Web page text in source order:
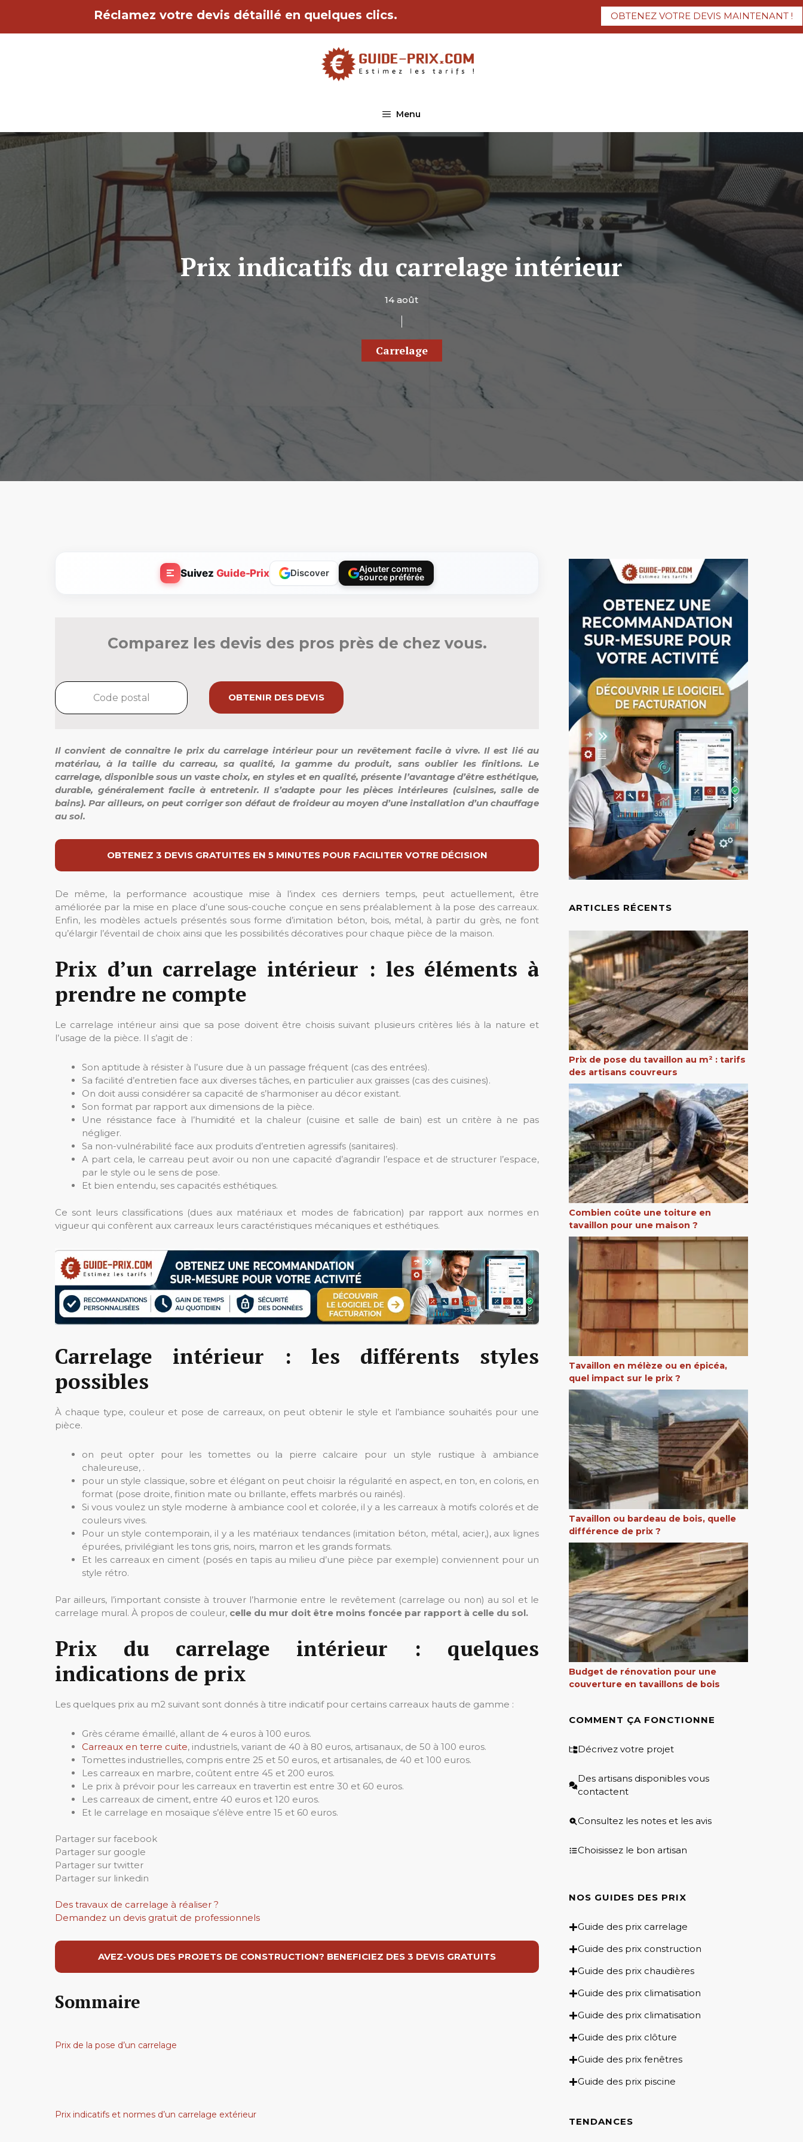
contenu
Réclamez votre devis détaillé en quelques clics. OBTENEZ VOTRE DEVIS MAINTENANT !
Menu
Prix indicatifs du carrelage intérieur
14 août
Carrelage
Suivez Guide-Prix Discover
Ajouter comme
source préférée
Comparez les devis des pros près de chez vous.
OBTENIR DES DEVIS
Il convient de connaitre le prix du carrelage intérieur pour un revêtement facile à vivre. Il est lié au
matériau, à la taille du carreau, sa qualité, la gamme du produit, sans oublier les finitions. Le
carrelage, disponible sous un vaste choix, en styles et en qualité, présente l’avantage d’être esthétique,
durable, généralement facile à entretenir. Il s’adapte pour les pièces intérieures (cuisines, salle de
bains). Par ailleurs, on peut corriger son défaut de froideur au moyen d’une installation d’un chauffage
au sol.
OBTENEZ 3 DEVIS GRATUITES EN 5 MINUTES POUR FACILITER VOTRE DÉCISION
De même, la performance acoustique mise à l’index ces derniers temps, peut actuellement, être
améliorée par la mise en place d’une sous-couche conçue en sens préalablement à la pose des carreaux.
Enfin, les modèles actuels présentés sous forme d’imitation béton, bois, métal, à partir du grès, ne font
qu’élargir l’éventail de choix ainsi que les possibilités décoratives pour chaque pièce de la maison.
Prix d’un carrelage intérieur : les éléments à
prendre ne compte
Le carrelage intérieur ainsi que sa pose doivent être choisis suivant plusieurs critères liés à la nature et
l’usage de la pièce. Il s’agit de :
Son aptitude à résister à l’usure due à un passage fréquent (cas des entrées).
Sa facilité d’entretien face aux diverses tâches, en particulier aux graisses (cas des cuisines).
On doit aussi considérer sa capacité de s’harmoniser au décor existant.
Son format par rapport aux dimensions de la pièce.
Une résistance face à l’humidité et la chaleur (cuisine et salle de bain) est un critère à ne pas
négliger.
Sa non-vulnérabilité face aux produits d’entretien agressifs (sanitaires).
A part cela, le carreau peut avoir ou non une capacité d’agrandir l’espace et de structurer l’espace,
par le style ou le sens de pose.
Et bien entendu, ses capacités esthétiques.
Ce sont leurs classifications (dues aux matériaux et modes de fabrication) par rapport aux normes en
vigueur qui confèrent aux carreaux leurs caractéristiques mécaniques et esthétiques.
Carrelage intérieur : les différents styles
possibles
À chaque type, couleur et pose de carreaux, on peut obtenir le style et l’ambiance souhaités pour une
pièce.
on peut opter pour les tomettes ou la pierre calcaire pour un style rustique à ambiance
chaleureuse, .
pour un style classique, sobre et élégant on peut choisir la régularité en aspect, en ton, en coloris, en
format (pose droite, finition mate ou brillante, effets marbrés ou rainés).
Si vous voulez un style moderne à ambiance cool et colorée, il y a les carreaux à motifs colorés et de
couleurs vives.
Pour un style contemporain, il y a les matériaux tendances (imitation béton, métal, acier,), aux lignes
épurées, privilégiant les tons gris, noirs, marron et les grands formats.
Et les carreaux en ciment (posés en tapis au milieu d’une pièce par exemple) conviennent pour un
style rétro.
Par ailleurs, l’important consiste à trouver l’harmonie entre le revêtement (carrelage ou non) au sol et le
carrelage mural. À propos de couleur, celle du mur doit être moins foncée par rapport à celle du sol.
Prix du carrelage intérieur : quelques
indications de prix
Les quelques prix au m2 suivant sont donnés à titre indicatif pour certains carreaux hauts de gamme :
Grès cérame émaillé, allant de 4 euros à 100 euros.
Carreaux en terre cuite, industriels, variant de 40 à 80 euros, artisanaux, de 50 à 100 euros.
Tomettes industrielles, compris entre 25 et 50 euros, et artisanales, de 40 et 100 euros.
Les carreaux en marbre, coûtent entre 45 et 200 euros.
Le prix à prévoir pour les carreaux en travertin est entre 30 et 60 euros.
Les carreaux de ciment, entre 40 euros et 120 euros.
Et le carrelage en mosaïque s’élève entre 15 et 60 euros.
Partager sur facebook
Partager sur google
Partager sur twitter
Partager sur linkedin
Des travaux de carrelage à réaliser ?
Demandez un devis gratuit de professionnels
AVEZ-VOUS DES PROJETS DE CONSTRUCTION? BENEFICIEZ DES 3 DEVIS GRATUITS
Sommaire
Prix de la pose d’un carrelage
Prix indicatifs et normes d’un carrelage extérieur
ARTICLES RÉCENTS
Prix de pose du tavaillon au m² : tarifs
des artisans couvreurs
Combien coûte une toiture en
tavaillon pour une maison ?
Tavaillon en mélèze ou en épicéa,
quel impact sur le prix ?
Tavaillon ou bardeau de bois, quelle
différence de prix ?
Budget de rénovation pour une
couverture en tavaillons de bois
COMMENT ÇA FONCTIONNE
Décrivez votre projet
Des artisans disponibles vous
contactent
Consultez les notes et les avis
Choisissez le bon artisan
NOS GUIDES DES PRIX​
Guide des prix carrelage
Guide des prix construction
Guide des prix chaudières
Guide des prix climatisation
Guide des prix climatisation
Guide des prix clôture
Guide des prix fenêtres
Guide des prix piscine
TENDANCES